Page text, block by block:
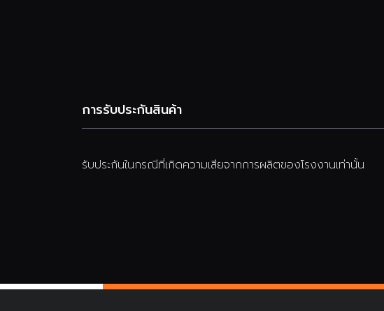
การรับประกันสินค้า
รับประกันในกรณีที่เกิดความเสียจากการผลิตของโรงงานเท่านั้น